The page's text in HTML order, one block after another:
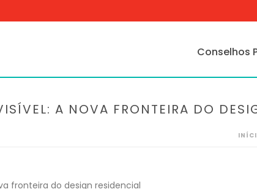
Conselhos
A NOVA FRONTEIRA DO